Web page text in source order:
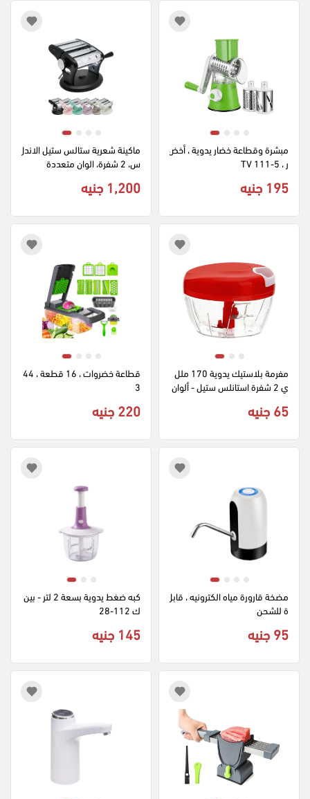
مبشرة وقطاعة خضار يدوية ، أخض
ر ، TV 111-5
195 جنيه
ماكينة شعرية ستالس ستيل الاندل
س، 2 شفرة، الوان متعددة
1,200 جنيه
مفرمة بلاستيك يدوية 170 ملل
65 جنيه
قطاعة خضروات ، 16 قطعة ، 44
3
220 جنيه
مضخة قارورة مياه الكترونيه ، قابل
ة للشحن
95 جنيه
كبه ضغط يدوية بسعة 2 لتر - بين
ك 112-28
145 جنيه